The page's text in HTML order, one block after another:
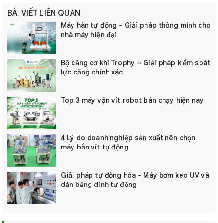
BÀI VIẾT LIÊN QUAN
Máy hàn tự động - Giải pháp thông minh cho
nhà máy hiện đại
Bộ căng cơ khí Trophy – Giải pháp kiểm soát
lực căng chính xác
Top 3 máy vặn vít robot bán chạy hiện nay
4 Lý do doanh nghiệp sản xuất nên chọn
máy bắn vít tự động
Giải pháp tự động hóa - Máy bơm keo UV và
dán băng dính tự động